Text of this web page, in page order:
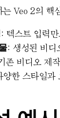
Veo 2의 핵
: 텍스트 입력
: 생성된 비디
존 비디오 제
양한 스타일과